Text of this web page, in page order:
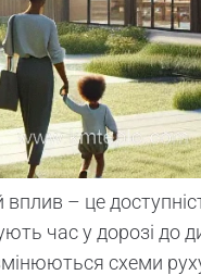
– це
час у дорозі до
схеми